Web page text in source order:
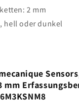
2 mm
hell oder dunkel
mm